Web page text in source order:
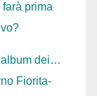
farà prima
dei…
Fiorita-